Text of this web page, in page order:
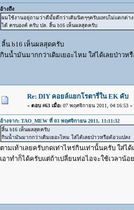
อ้างถึง
ผมใช้งานอยุ่ถามว่าดีมั้ยดีกว่าเดิมนิดๆๆครับแทบไม่แตกต่า
ได้ ครบองค์ ครับ ปล. ลิ้น b16 เห็นผลสุดครับ
ลิ้น b16 เห็นผลสุดครับ
กินน้ำมันมากกว่าเดิมเยอะไหม ใส่ได้เลยป่าวห
Re: DIY คอยล์แยกโรตารี่ใน EK คับ
« ตอบ #63 เมื่อ:07 พฤศจิกายน 2011, 04:16:53 »
อ้างจาก: TAO_MEW ที่ 03 พฤศจิกายน 2011, 11:11:32
ลิ้น b16 เห็นผลสุดครับ
กินน้ำมันมากกว่าเดิมเยอะไหม ใส่ได้เลยป่าวหรือต้อวแปลง
ตามเท้าเลยครับกดเท่าไหร่กินเท่านั้นครับ ใส่ไ
เอาทำก็ได้ครับแต่ถ้าเปลี่ยนท่อไอจะใช้เวลาน้อ